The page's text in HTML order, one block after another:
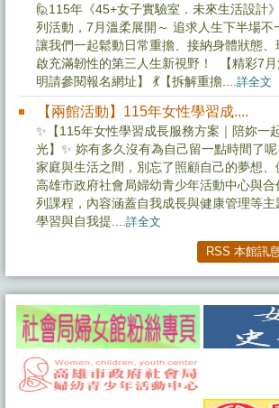
🙋115年《45+女子實驗室．未來生活設計
列活動，7月溫柔展開～ 追求人生下半場不
讓我們一起鬆動日常重擔、接納身體狀態
啟充滿韌性的第三人生新視野！ 【精彩7
明請參閱報名網址】 💃【拆解重擔....詳全文
【兩館活動】115年女性學習成....
✨【115年女性學習成長服務方案｜陪妳一
光】✨ 妳有多久沒有為自己留一點時間了呢
家庭與生活之間，別忘了照顧自己的夢想
高雄市政府社會局婦幼青少年活動中心與
列課程，內容涵蓋自我成長與健康管理等
學習與自我提....詳全文
RSS 本館訊息